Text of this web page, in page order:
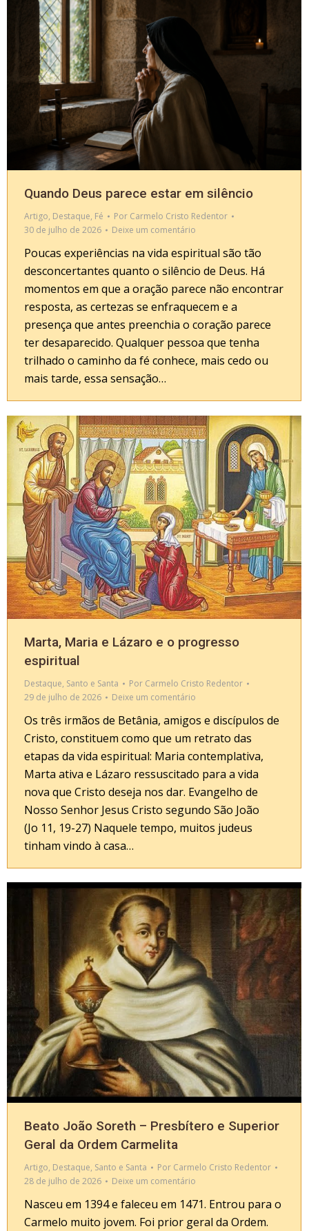
Quando Deus parece estar em silêncio
Artigo, Destaque, Fé Por Carmelo Cristo Redentor
30 de julho de 2026
Deixe um comentário
Poucas experiências na vida espiritual são tão
desconcertantes quanto o silêncio de Deus. Há
momentos em que a oração parece não encontrar
resposta, as certezas se enfraquecem e a
presença que antes preenchia o coração parece
ter desaparecido. Qualquer pessoa que tenha
trilhado o caminho da fé conhece, mais cedo ou
mais tarde, essa sensação…
Marta, Maria e Lázaro e o progresso
espiritual
Destaque, Santo e Santa Por Carmelo Cristo Redentor
29 de julho de 2026
Deixe um comentário
Os três irmãos de Betânia, amigos e discípulos de
Cristo, constituem como que um retrato das
etapas da vida espiritual: Maria contemplativa,
Marta ativa e Lázaro ressuscitado para a vida
nova que Cristo deseja nos dar. Evangelho de
Nosso Senhor Jesus Cristo segundo São João
(Jo 11, 19-27) Naquele tempo, muitos judeus
tinham vindo à casa…
Beato João Soreth – Presbítero e Superior
Geral da Ordem Carmelita
Artigo, Destaque, Santo e Santa Por Carmelo Cristo Redentor
28 de julho de 2026
Deixe um comentário
Nasceu em 1394 e faleceu em 1471. Entrou para o
Carmelo muito jovem. Foi prior geral da Ordem.